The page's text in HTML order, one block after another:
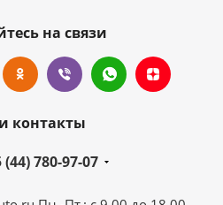
на связи
контакты
(44) 780-97-07